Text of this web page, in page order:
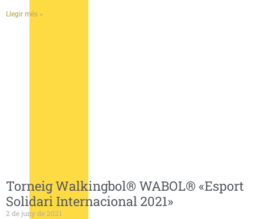
Llegir més »
Torneig Walkingbol® WABOL® «Esport
Solidari Internacional 2021»
2 de juny de 2021